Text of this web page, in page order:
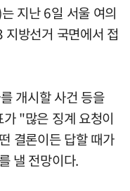
지난 6일 서울 여의
방선거 국면에서 접
개시할 사건 등을
"많은 징계 요청이
결론이든 답할 때가
낼 전망이다.